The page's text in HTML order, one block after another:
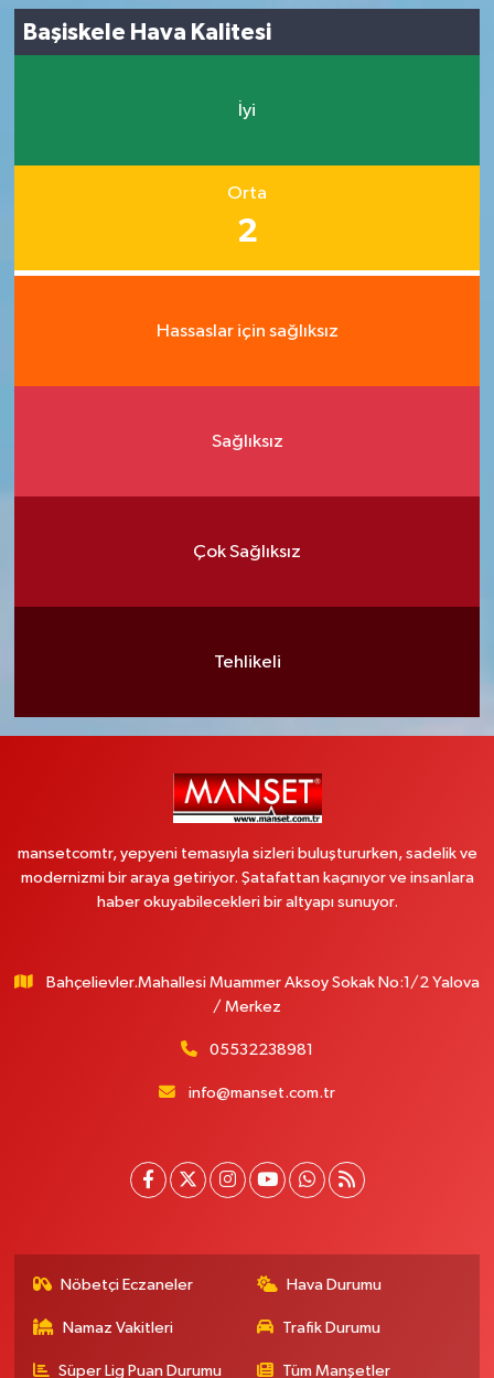
Başiskele Hava Kalitesi
İyi
Orta
2
Hassaslar için sağlıksız
Sağlıksız
Çok Sağlıksız
Tehlikeli
mansetcomtr, yepyeni temasıyla sizleri buluştururken, sadelik ve
modernizmi bir araya getiriyor. Şatafattan kaçınıyor ve insanlara
haber okuyabilecekleri bir altyapı sunuyor.
Bahçelievler.Mahallesi Muammer Aksoy Sokak No:1/2 Yalova
/ Merkez
05532238981
info@manset.com.tr
Nöbetçi Eczaneler Hava Durumu
Namaz Vakitleri Trafik Durumu
Süper Lig Puan Durumu Tüm Manşetler